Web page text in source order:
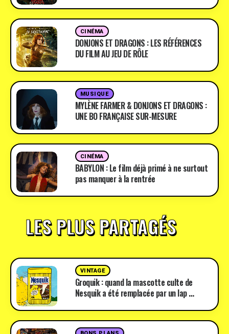
CINÉMA
DONJONS ET DRAGONS : LES RÉFÉRENCES
DU FILM AU JEU DE RÔLE
MUSIQUE
MYLÈNE FARMER & DONJONS ET DRAGONS :
UNE BO FRANÇAISE SUR-MESURE
CINÉMA
BABYLON : Le film déjà primé à ne surtout
pas manquer à la rentrée
LES PLUS PARTAGÉS
VINTAGE
Groquik : quand la mascotte culte de
Nesquik a été remplacée par un lap …